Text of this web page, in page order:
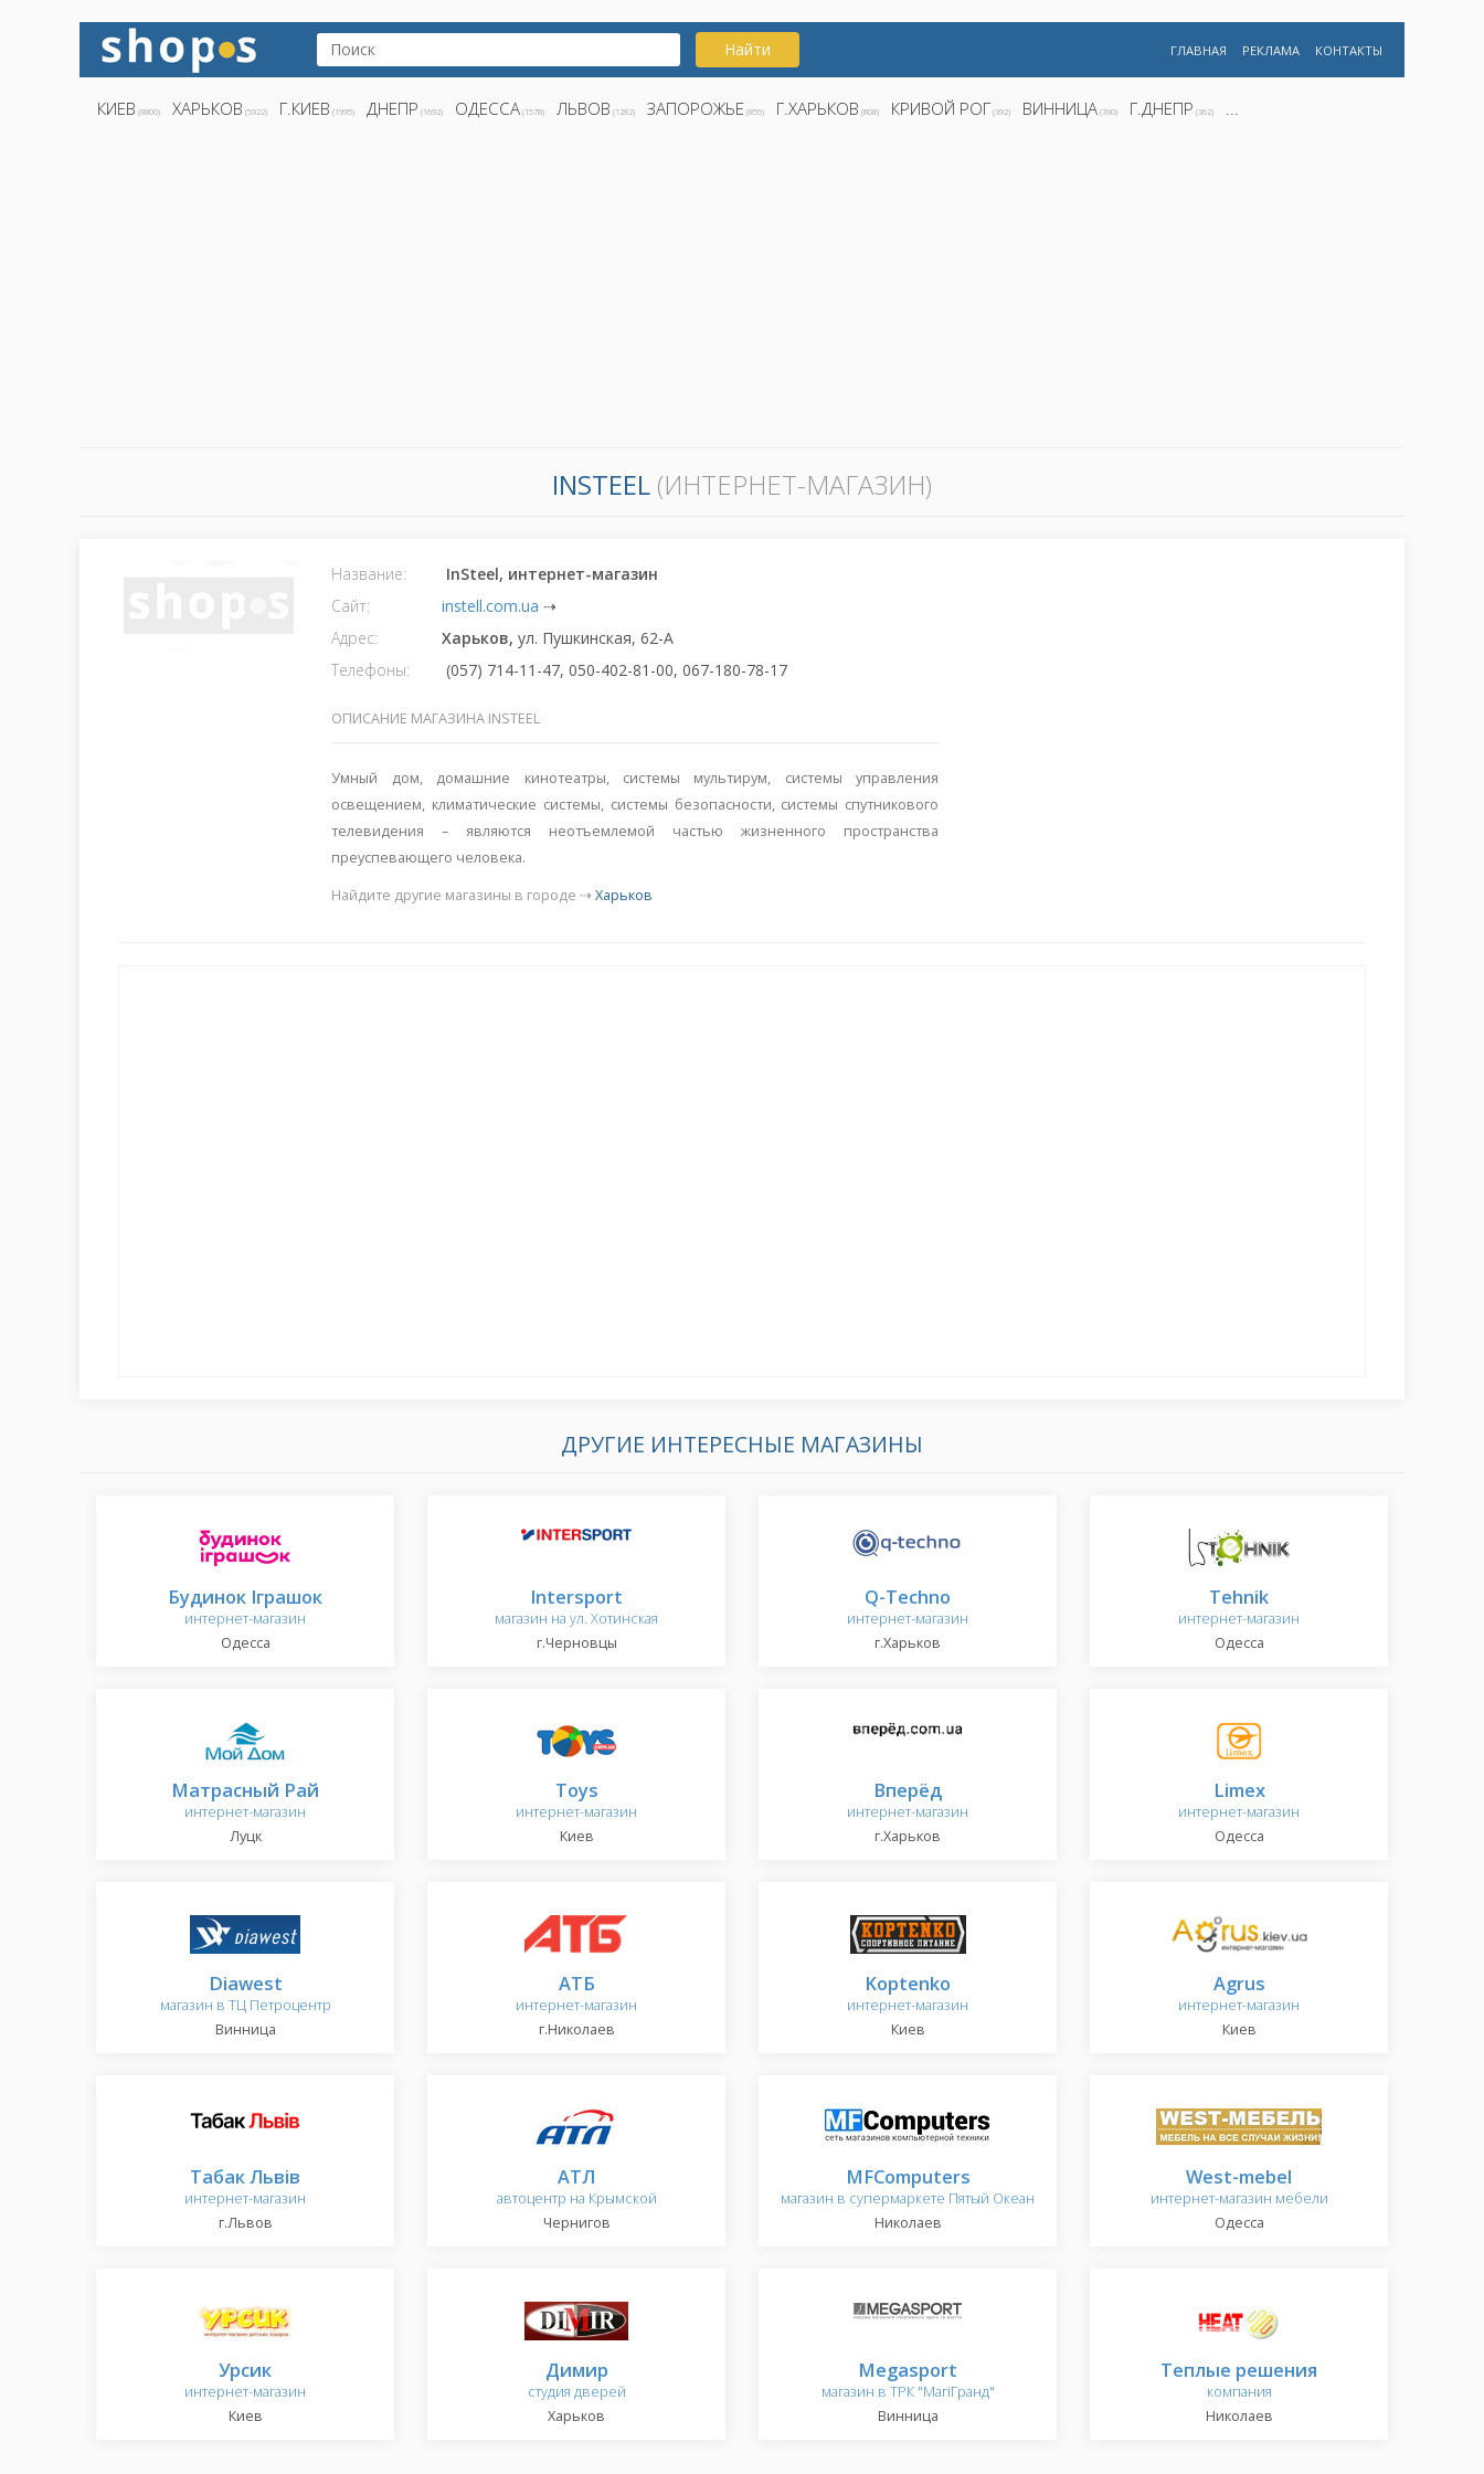
Найти ГЛАВНАЯ РЕКЛАМА КОНТАКТЫ
КИЕВ (8800) ХАРЬКОВ (5922) Г.КИЕВ (1995) ДНЕПР (1692) ОДЕССА (1578) ЛЬВОВ (1282) ЗАПОРОЖЬЕ (855) Г.ХАРЬКОВ (808) КРИВОЙ РОГ (392) ВИННИЦА (390) Г.ДНЕПР (362) ...
INSTEEL (ИНТЕРНЕТ-МАГАЗИН)
Название:
InSteel, интернет-магазин
Сайт:
instell.com.ua ⇢
Адрес:
Харьков,ул. Пушкинская, 62-А
Телефоны:
(057) 714-11-47, 050-402-81-00, 067-180-78-17
ОПИСАНИЕ МАГАЗИНА INSTEEL
Умный дом, домашние кинотеатры, системы мультирум, системы управления
освещением, климатические системы, системы безопасности, системы спутникового
телевидения – являются неотъемлемой частью жизненного пространства
преуспевающего человека.
Найдите другие магазины в городе ⇢Харьков
ДРУГИЕ ИНТЕРЕСНЫЕ МАГАЗИНЫ
Будинок Іграшок
интернет-магазин
Одесса
Intersport
магазин на ул. Хотинская
г.Черновцы
Q-Techno
интернет-магазин
г.Харьков
Tehnik
интернет-магазин
Одесса
Матрасный Рай
интернет-магазин
Луцк
Toys
интернет-магазин
Киев
Вперёд
интернет-магазин
г.Харьков
Limex
интернет-магазин
Одесса
Diawest
магазин в ТЦ Петроцентр
Винница
АТБ
интернет-магазин
г.Николаев
Koptenko
интернет-магазин
Киев
Agrus
интернет-магазин
Киев
Табак Львів
интернет-магазин
г.Львов
АТЛ
автоцентр на Крымской
Чернигов
MFComputers
магазин в супермаркете Пятый Океан
Николаев
West-mebel
интернет-магазин мебели
Одесса
Урсик
интернет-магазин
Киев
Димир
студия дверей
Харьков
Megasport
магазин в ТРК "МагіГранд"
Винница
Теплые решения
компания
Николаев